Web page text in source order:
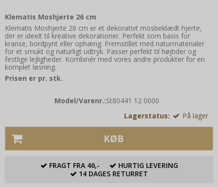
Klematis Moshjerte 26 cm
Klematis Moshjerte 26 cm er et dekorativt mosbeklædt hjerte,
der er ideelt til kreative dekorationer. Perfekt som basis for
kranse, bordpynt eller ophæng. Fremstillet med naturmaterialer
for et smukt og naturligt udtryk. Passer perfekt til højtider og
festlige lejligheder. Kombinér med vores andre produkter for en
komplet løsning.
Prisen er pr. stk.
Model/Varenr.:St80441 12 0000
Lagerstatus:
På lager
KØB
FRAGT FRA 46,-
HURTIG LEVERING
14 DAGES RETURRET